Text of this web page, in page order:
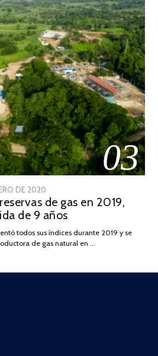
03
DE 2020
DE
JULIO
2025
de gas en 2019,
de 9 años
todos sus índices durante 2019 y se
de gas natural en …